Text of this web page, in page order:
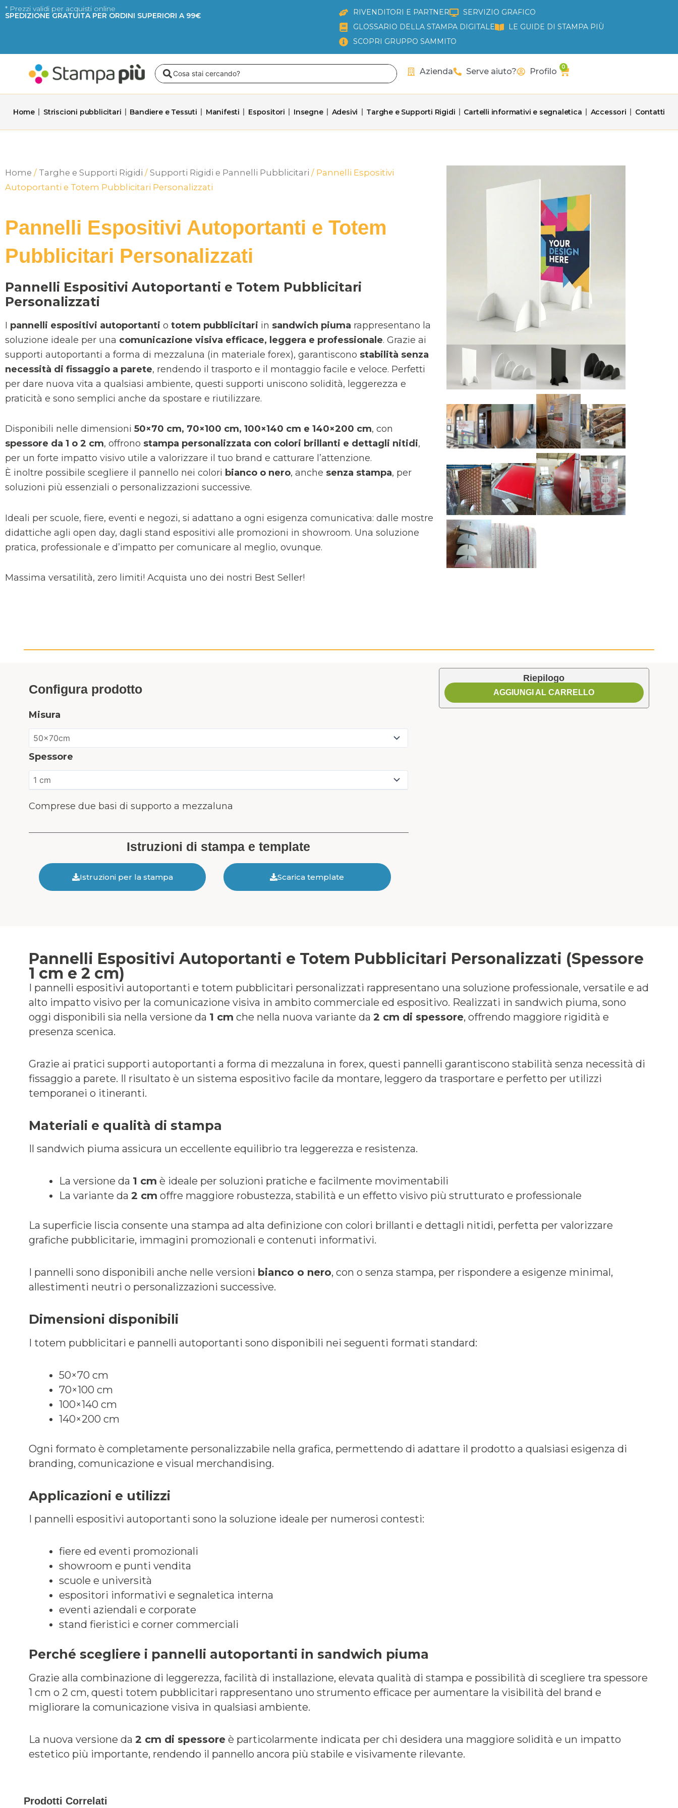
Vai
al
* Prezzi validi per acquisti online
SPEDIZIONE GRATUITA PER ORDINI SUPERIORI A 99€ RIVENDITORI E PARTNER
SERVIZIO GRAFICO
GLOSSARIO DELLA STAMPA DIGITALE
LE GUIDE DI STAMPA PIÙ
SCOPRI GRUPPO SAMMITO
Search
Azienda Serve aiuto? Profilo 0
Carrello
Home Striscioni pubblicitari Bandiere e Tessuti Manifesti Espositori Insegne Adesivi Targhe e Supporti Rigidi Cartelli informativi e segnaletica Accessori Contatti
Home / Targhe e Supporti Rigidi / Supporti Rigidi e Pannelli Pubblicitari / Pannelli Espositivi
Autoportanti e Totem Pubblicitari Personalizzati
Pannelli Espositivi Autoportanti e Totem
Pubblicitari Personalizzati
Pannelli Espositivi Autoportanti e Totem Pubblicitari
Personalizzati
I pannelli espositivi autoportanti o totem pubblicitari in sandwich piuma rappresentano la
soluzione ideale per una comunicazione visiva efficace, leggera e professionale. Grazie ai
supporti autoportanti a forma di mezzaluna (in materiale forex), garantiscono stabilità senza
necessità di fissaggio a parete, rendendo il trasporto e il montaggio facile e veloce. Perfetti
per dare nuova vita a qualsiasi ambiente, questi supporti uniscono solidità, leggerezza e
praticità e sono semplici anche da spostare e riutilizzare.
Disponibili nelle dimensioni 50×70 cm, 70×100 cm, 100×140 cm e 140×200 cm, con
spessore da 1 o 2 cm, offrono stampa personalizzata con colori brillanti e dettagli nitidi,
per un forte impatto visivo utile a valorizzare il tuo brand e catturare l’attenzione.
È inoltre possibile scegliere il pannello nei colori bianco o nero, anche senza stampa, per
soluzioni più essenziali o personalizzazioni successive.
Ideali per scuole, fiere, eventi e negozi, si adattano a ogni esigenza comunicativa: dalle mostre
didattiche agli open day, dagli stand espositivi alle promozioni in showroom. Una soluzione
pratica, professionale e d’impatto per comunicare al meglio, ovunque.
Massima versatilità, zero limiti! Acquista uno dei nostri Best Seller!
Configura prodotto
Misura
Spessore
Comprese due basi di supporto a mezzaluna
Istruzioni di stampa e template
Istruzioni per la stampa Scarica template
Riepilogo
AGGIUNGI AL CARRELLO
Pannelli Espositivi Autoportanti e Totem Pubblicitari Personalizzati (Spessore
1 cm e 2 cm)
I pannelli espositivi autoportanti e totem pubblicitari personalizzati rappresentano una soluzione professionale, versatile e ad
alto impatto visivo per la comunicazione visiva in ambito commerciale ed espositivo. Realizzati in sandwich piuma, sono
oggi disponibili sia nella versione da 1 cm che nella nuova variante da 2 cm di spessore, offrendo maggiore rigidità e
presenza scenica.
Grazie ai pratici supporti autoportanti a forma di mezzaluna in forex, questi pannelli garantiscono stabilità senza necessità di
fissaggio a parete. Il risultato è un sistema espositivo facile da montare, leggero da trasportare e perfetto per utilizzi
temporanei o itineranti.
Materiali e qualità di stampa
Il sandwich piuma assicura un eccellente equilibrio tra leggerezza e resistenza.
La versione da 1 cm è ideale per soluzioni pratiche e facilmente movimentabili
La variante da 2 cm offre maggiore robustezza, stabilità e un effetto visivo più strutturato e professionale
La superficie liscia consente una stampa ad alta definizione con colori brillanti e dettagli nitidi, perfetta per valorizzare
grafiche pubblicitarie, immagini promozionali e contenuti informativi.
I pannelli sono disponibili anche nelle versioni bianco o nero, con o senza stampa, per rispondere a esigenze minimal,
allestimenti neutri o personalizzazioni successive.
Dimensioni disponibili
I totem pubblicitari e pannelli autoportanti sono disponibili nei seguenti formati standard:
50×70 cm
70×100 cm
100×140 cm
140×200 cm
Ogni formato è completamente personalizzabile nella grafica, permettendo di adattare il prodotto a qualsiasi esigenza di
branding, comunicazione e visual merchandising.
Applicazioni e utilizzi
I pannelli espositivi autoportanti sono la soluzione ideale per numerosi contesti:
fiere ed eventi promozionali
showroom e punti vendita
scuole e università
espositori informativi e segnaletica interna
eventi aziendali e corporate
stand fieristici e corner commerciali
Perché scegliere i pannelli autoportanti in sandwich piuma
Grazie alla combinazione di leggerezza, facilità di installazione, elevata qualità di stampa e possibilità di scegliere tra spessore
1 cm o 2 cm, questi totem pubblicitari rappresentano uno strumento efficace per aumentare la visibilità del brand e
migliorare la comunicazione visiva in qualsiasi ambiente.
La nuova versione da 2 cm di spessore è particolarmente indicata per chi desidera una maggiore solidità e un impatto
estetico più importante, rendendo il pannello ancora più stabile e visivamente rilevante.
Prodotti Correlati